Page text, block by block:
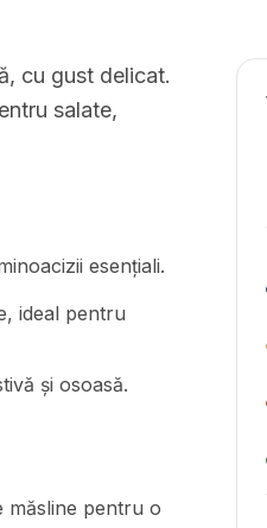
cu gust delicat.
salate,
esențiali.
ideal pentru
și osoasă.
măsline pentru o